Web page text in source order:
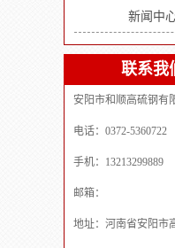
新闻中
联系我
安阳市和顺高硫钢有
电话：0372-5360722
手机：13213299889
邮箱：
地址：河南省安阳市